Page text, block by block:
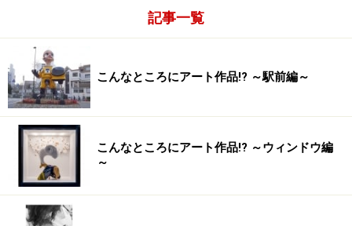
記事一覧
こんなところにアート作品!? ～駅前編～
こんなところにアート作品!? ～ウィンドウ編
～